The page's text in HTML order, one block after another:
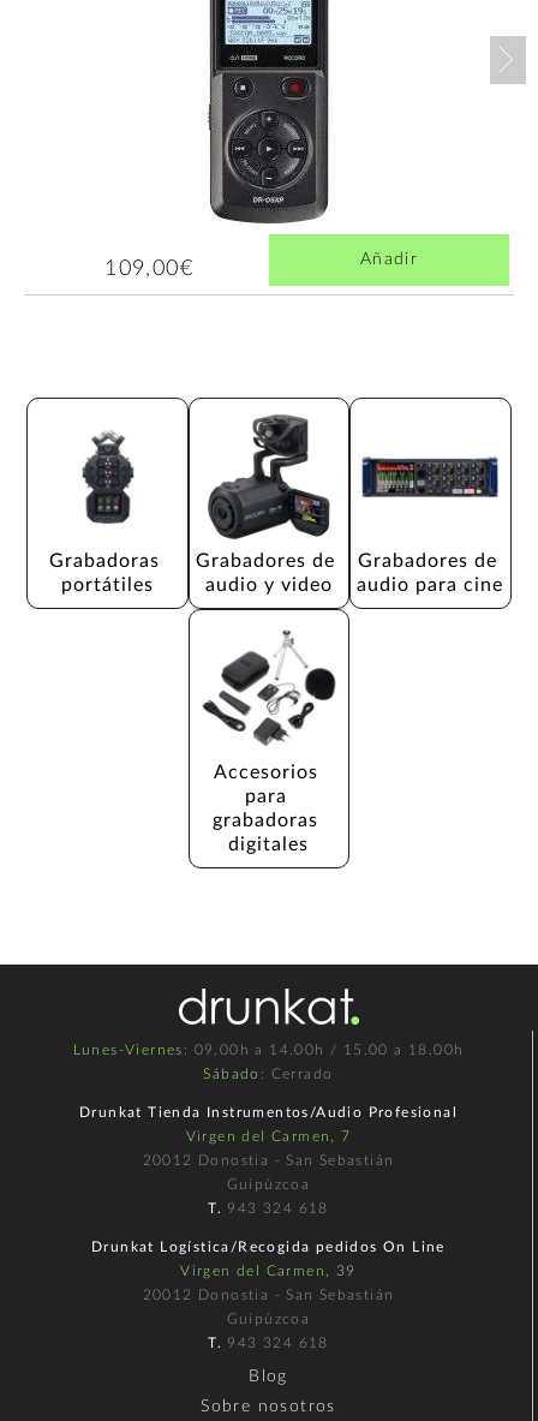
109,00€ Añadir
Grabadoras
portátiles
Grabadores de
audio y video
Grabadores de
audio para cine
Accesorios
para
grabadoras
digitales
Lunes-Viernes : 09.00h a 14.00h / 15.00 a 18.00h
Sábado : Cerrado
Drunkat Tienda Instrumentos/Audio Profesional
Virgen del Carmen, 7
20012 Donostia - San Sebastián
Guipúzcoa
T. 943 324 618
Drunkat Logística/Recogida pedidos On Line
Virgen del Carmen, 39
20012 Donostia - San Sebastián
Guipúzcoa
T. 943 324 618
Blog
Sobre nosotros